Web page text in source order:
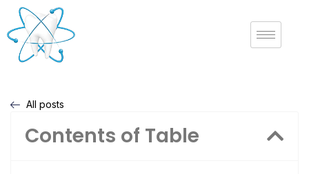
All posts
Contents of Table